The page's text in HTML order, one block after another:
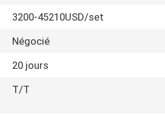
3200-45210USD/set
Négocié
20 jours
T/T